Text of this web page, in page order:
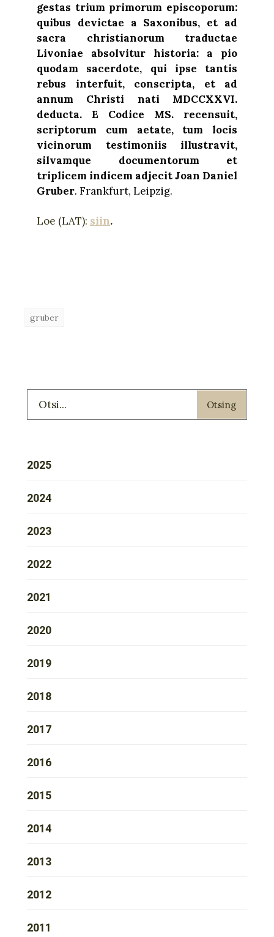
gestas trium primorum episcoporum:
quibus devictae a Saxonibus, et ad
sacra christianorum traductae
Livoniae absolvitur historia: a pio
quodam sacerdote, qui ipse tantis
rebus interfuit, conscripta, et ad
annum Christi nati MDCCXXVI.
deducta. E Codice MS. recensuit,
scriptorum cum aetate, tum locis
vicinorum testimoniis illustravit,
silvamque documentorum et
triplicem indicem adjecit Joan Daniel
Gruber. Frankfurt, Leipzig.
Loe (LAT): siin.
gruber
Otsing
2025
2024
2023
2022
2021
2020
2019
2018
2017
2016
2015
2014
2013
2012
2011